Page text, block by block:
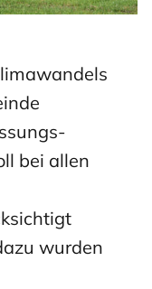
bei allen
wurden